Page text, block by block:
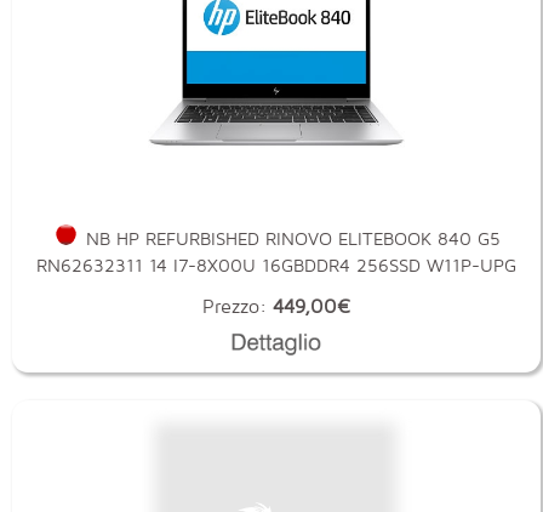
NB HP REFURBISHED RINOVO ELITEBOOK 840 G5
RN62632311 14 I7-8X00U 16GBDDR4 256SSD W11P-UPG
Prezzo: 449,00€